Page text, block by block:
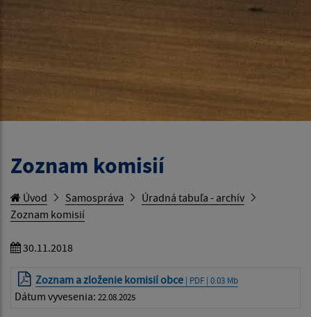
Zoznam komisií
Úvod Samospráva
Úradná tabuľa - archív
Zoznam komisií
30.11.2018
Zoznam a zloženie komisií obce | PDF | 0.03 Mb
Dátum vyvesenia: 22.08.2025